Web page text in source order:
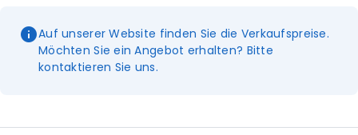
Auf unserer Website finden Sie die Verkaufspreise.
Möchten Sie ein Angebot erhalten? Bitte
kontaktieren Sie uns.